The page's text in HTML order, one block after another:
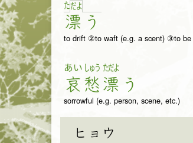
ただよ
漂 う
to drift ②to waft (e.g. a scent) ③to
あい
哀
しゅう
愁
ただよ
漂 う
sorrowful (e.g. person, scene, etc.)
ヒョウ